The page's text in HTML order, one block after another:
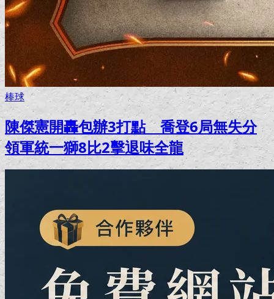
棒球
陳傑憲開轟包辦3打點 喬登6局無失分
領軍統一獅8比2擊退味全龍